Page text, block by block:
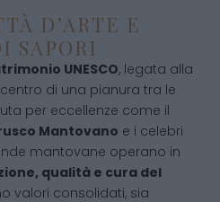
D’ARTE E
SAPORI
UNESCO, legata alla
di una pianura tra le
per eccellenze come il
Mantovano e i celebri
mantovane operano in
qualità e cura del
valori consolidati, sia